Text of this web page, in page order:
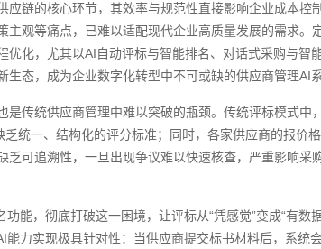
链的核心环节，其效率与规范性直接影响企业成本控
观等痛点，已难以适配现代企业高质量发展的需求。
化，尤其以AI自动评标与智能排名、对话式采购与智
态，成为企业数字化转型中不可或缺的供应商管理AI系
传统供应商管理中难以突破的瓶颈。传统评标模式中
统一、结构化的评分标准；同时，各家供应商的报价
可追溯性，一旦出现争议难以快速核查，严重影响采
能，彻底打破这一困境，让评标从“凭感觉”变成“有数
力实现极具针对性：当供应商提交标书材料后，系统